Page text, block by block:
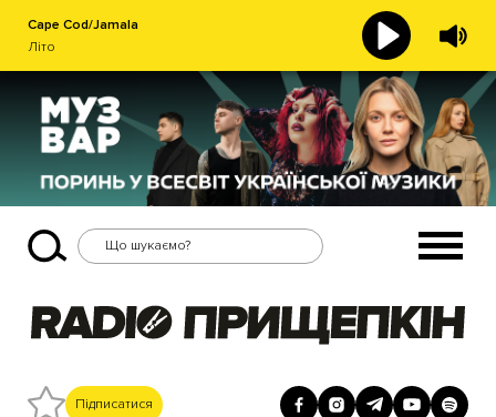
Cape Cod/Jamala
Літо
Підписатися